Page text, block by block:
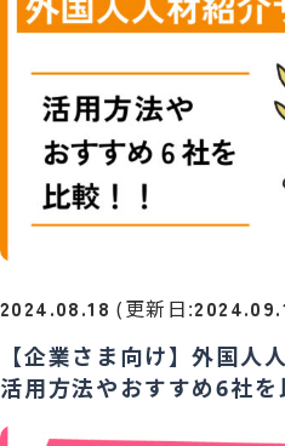
【企業さま向け】外国人
活用方法やおすすめ6社を
2024.08.18 (更新日: